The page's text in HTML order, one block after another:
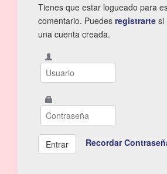
Tienes que estar logueado para
comentario. Puedes registrarte si
una cuenta creada.
Recordar